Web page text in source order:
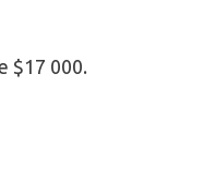
$17 000.